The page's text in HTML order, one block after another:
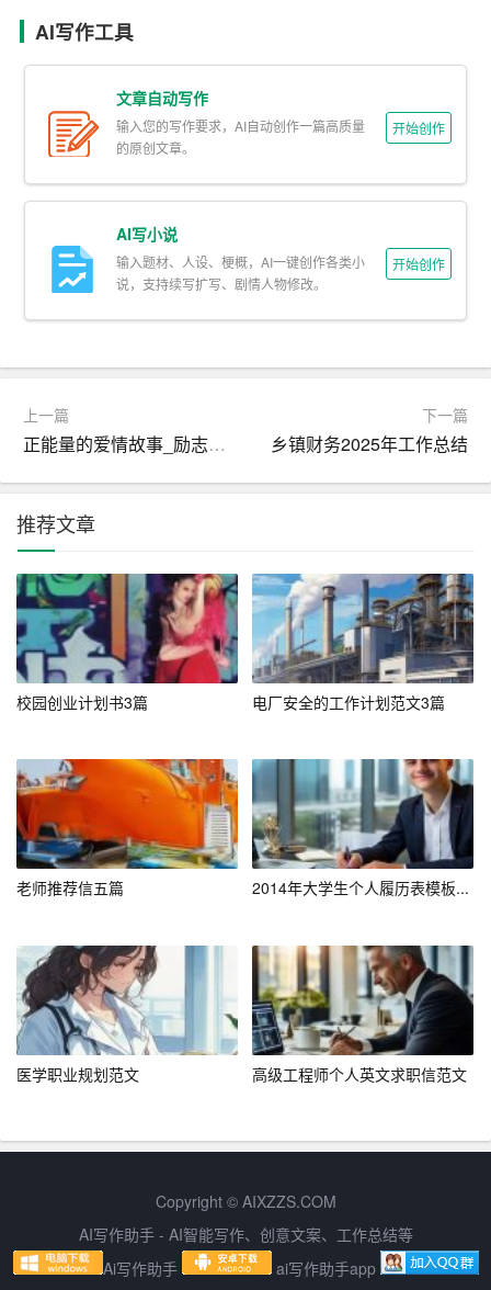
2. 分析个人优势：梳理自己的专业技能、兴趣爱好、性格
特点等，找到与互联网行业相关联的优势。
3. 设定职业目标：结合行业趋势和个人优势，设定短期和
长期的职业目标，明确求职方向。
4. 评估目标公司：了解目标公司的企业文化、业务范围、
发展前景等，判断是否符合自己的职业规划。
三、网申技巧助力求职成功
1. 精准填写个人信息：在网申过程中，个人信息填写要准
经验，让HR一眼就能看到你的优势。
3. 个性化求职信：针对不同公司和岗位，撰写个性化的求
4. 注意简历排版：简历排版要整洁、清晰，突出重点，便
于HR阅读。
5. 投递时间选择：尽量在招聘信息发布后的第一时间投递
简历，提高被查看的概率。
6. 邮件附件：将简历转换为PDF格式，确保邮件附件无
7. 跟进反馈：在投递简历后，及时关注邮件和电话反馈，
了解求职进度。
四、结语
重要。只有明确了职业目标，才能更有针对性地寻找合适
的工作岗位；而熟练运用网申技巧，则能提高求职成功
率。希望本文能为您的互联网求职之路提供有益的指导，
祝您求职顺利，早日找到理想的工作！
AI写作工具
文章自动写作
输入您的写作要求，AI自动创作一篇高质量
的原创文章。
开始创作
AI写小说
输入题材、人设、梗概，AI一键创作各类小
说，支持续写扩写、剧情人物修改。
开始创作
上一篇
正能量的爱情故事_励志故事
下一篇
乡镇财务2025年工作总结
推荐文章
校园创业计划书3篇 电厂安全的工作计划范文3篇
老师推荐信五篇 2014年大学生个人履历表模板...
医学职业规划范文 高级工程师个人英文求职信范文
Copyright © AIXZZS.COM
AI写作助手 - AI智能写作、创意文案、工作总结等
Ai写作助手
ai写作助手app